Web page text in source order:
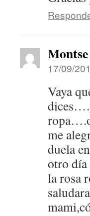
17/09/
Vaya
me
duela
otro día
la rosa